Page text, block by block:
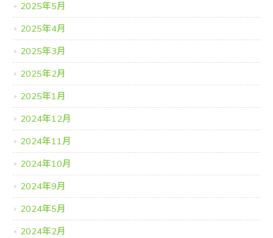
2025年5月
2025年4月
2025年3月
2025年2月
2025年1月
2024年12月
2024年11月
2024年10月
2024年9月
2024年5月
2024年2月